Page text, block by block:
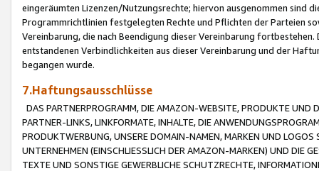
eingeräumten Lizenzen/Nutzungsrechte; hiervon ausgenommen sind
Programmrichtlinien festgelegten Rechte und Pflichten der Parteien
Vereinbarung, die nach Beendigung dieser Vereinbarung
entstandenen Verbindlichkeiten aus dieser Vereinbarung und der
begangen wurde.
7.Haftungsausschlüsse
DAS PARTNERPROGRAMM, DIE AMAZON-WEBSITE, PRODUKTE UND
PARTNER-LINKS, LINKFORMATE, INHALTE, DIE
PRODUKTWERBUNG, UNSERE DOMAIN-NAMEN, MARKEN UND
UNTERNEHMEN (EINSCHLIESSLICH DER AMAZON-MARKEN) UND DIE
TEXTE UND SONSTIGE GEWERBLICHE SCHUTZRECHTE,